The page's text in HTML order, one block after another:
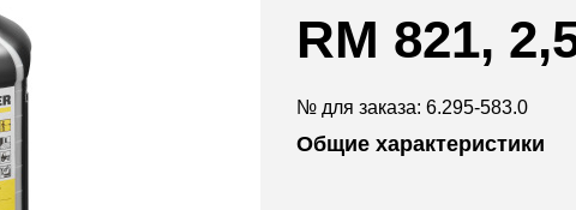
RM 821,
№ для заказа: 6.295-583.0
Общие характеристики